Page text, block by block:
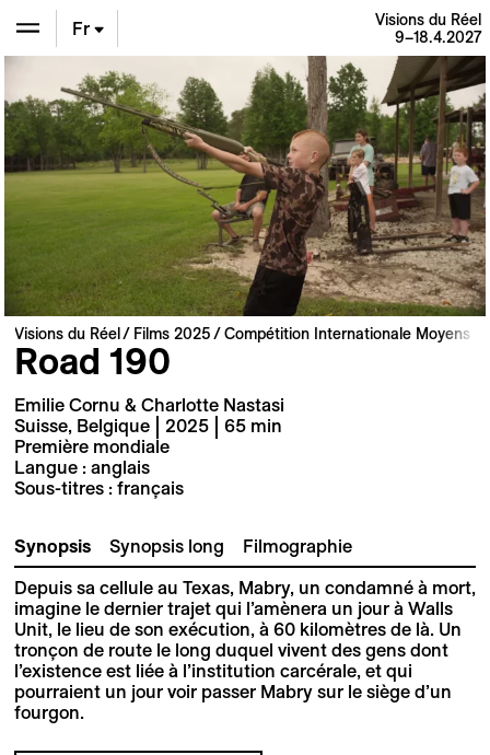
En
De
Fr
Visions du Réel
9–18.4.2027
Visions du Réel Films 2025 Compétition Internationale Moyens
Road 190
Emilie Cornu & Charlotte Nastasi
Suisse, Belgique | 2025 | 65 min
Première mondiale
Langue : anglais
Sous-titres : français
Synopsis Synopsis long Filmographie
Depuis sa cellule au Texas, Mabry, un condamné à mort,
imagine le dernier trajet qui l’amènera un jour à Walls
Unit, le lieu de son exécution, à 60 kilomètres de là. Un
tronçon de route le long duquel vivent des gens dont
l’existence est liée à l’institution carcérale, et qui
pourraient un jour voir passer Mabry sur le siège d’un
fourgon.